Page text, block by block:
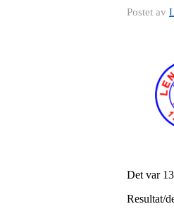
Postet av
Det var
Resultat/